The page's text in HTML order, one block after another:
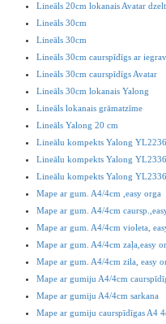
Lineāls 20cm lokanais Avatar
Lineāls 30cm
Lineāls 30cm
Lineāls 30cm caurspīdīgs ar
Lineāls 30cm caurspīdīgs Avatar
Lineāls 30cm lokanais Yalong
Lineāls lokanais grāmatzīme
Lineāls Yalong 20 cm
Lineālu kompekts Yalong
Lineālu kompekts Yalong
Lineālu kompekts Yalong
Mape ar gum. A4/4cm ,easy orga
Mape ar gum. A4/4cm
Mape ar gum. A4/4cm violeta,
Mape ar gum. A4/4cm zaļa,easy
Mape ar gum. A4/4cm zila, easy
Mape ar gumiju A4/4cm
Mape ar gumiju A4/4cm sarkana
Mape ar gumiju caurspīdīgas A4